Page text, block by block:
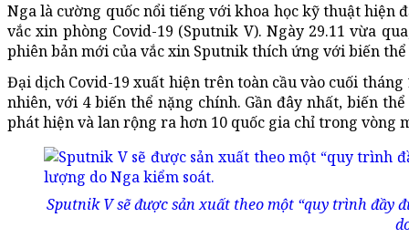
Nga là cường quốc nổi tiếng với khoa học kỹ thuật
vắc xin phòng Covid-19 (Sputnik V). Ngày 29.11 vừa
phiên bản mới của vắc xin Sputnik thích ứng với biến
Đại dịch Covid-19 xuất hiện trên toàn cầu vào cuối
nhiên, với 4 biến thể nặng chính. Gần đây nhất, biến
phát hiện và lan rộng ra hơn 10 quốc gia chỉ trong vòng
Sputnik V sẽ được sản xuất theo một “quy trình đầy